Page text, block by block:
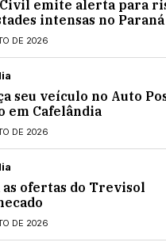
Civil emite alerta para
intensas no Paraná
DE 2026
seu veículo no Auto
em Cafelândia
DE 2026
as ofertas do Trevisol
DE 2026